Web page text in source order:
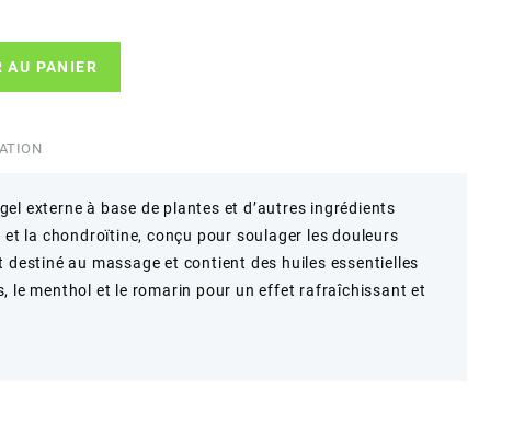
AU PANIER
externe à base de plantes et d’autres ingrédients
la chondroïtine, conçu pour soulager les douleurs
au massage et contient des huiles essentielles
le menthol et le romarin pour un effet rafraîchissant et